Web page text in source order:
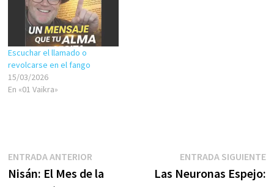
Escuchar el llamado o
revolcarse en el fango
15/03/2026
En «01 Vaikra»
Navegación
de
ENTRADA ANTERIOREntrada
anterior:
Nisán: El Mes de la
ENTRADA SIGUIENTE
Las Neuronas Espejo: